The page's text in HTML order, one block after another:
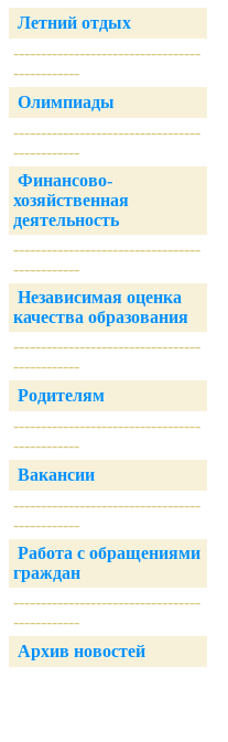
Летний отдых
----------------------------------
------------
Олимпиады
----------------------------------
------------
Финансово-
хозяйственная
деятельность
----------------------------------
------------
Независимая оценка
качества образования
----------------------------------
------------
Родителям
----------------------------------
------------
Вакансии
----------------------------------
------------
Работа с обращениями
граждан
----------------------------------
------------
Архив новостей